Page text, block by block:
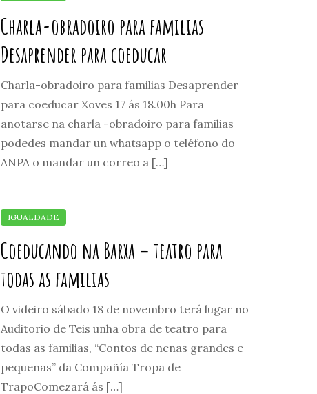
Charla-obradoiro para familias
Desaprender para coeducar
Charla-obradoiro para familias Desaprender
para coeducar Xoves 17 ás 18.00h Para
anotarse na charla -obradoiro para familias
podedes mandar un whatsapp o teléfono do
ANPA o mandar un correo a […]
Coeducando na Barxa – teatro para
todas as familias
O videiro sábado 18 de novembro terá lugar no
Auditorio de Teis unha obra de teatro para
todas as familias, “Contos de nenas grandes e
pequenas” da Compañía Tropa de
TrapoComezará ás […]